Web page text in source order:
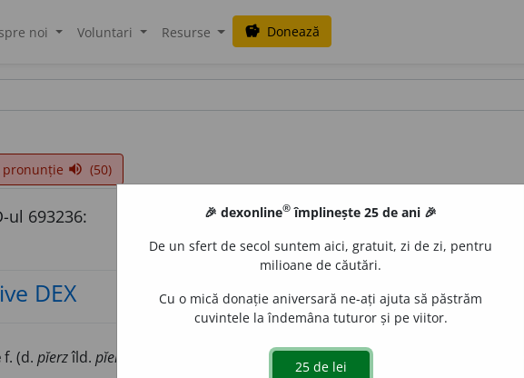
noi Voluntari Resurse savings Donează
pronunție volume_up (50)
ul 693236:
DEX
f. (d. pĭerzîld. pĭerd. crezare, vînzare). Perdere, peire, distrugere,
🎉 dexonline® împlinește 25 de ani 🎉
De un sfert de secol suntem aici, gratuit, zi de zi, pentru
milioane de căutări.
Cu o mică donație aniversară ne-ați ajuta să păstrăm
cuvintele la îndemâna tuturor și pe viitor.